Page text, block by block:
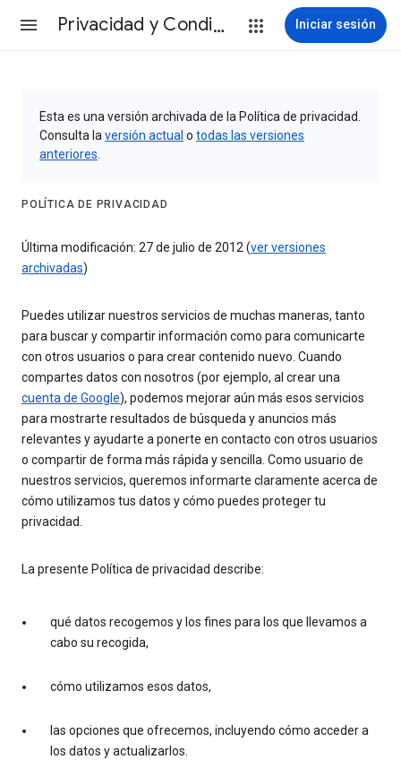
Privacidad y Condiciones Iniciar sesión
Esta es una versión archivada de la Política de privacidad.
Consulta la versión actual o todas las versiones
anteriores
POLÍTICA DE PRIVACIDAD
Última modificación: 27 de julio de 2012 (ver versiones
archivadas)
Puedes utilizar nuestros servicios de muchas maneras, tanto
para buscar y compartir información como para comunicarte
con otros usuarios o para crear contenido nuevo. Cuando
compartes datos con nosotros (por ejemplo, al crear una
cuenta de Google), podemos mejorar aún más esos servicios
para mostrarte resultados de búsqueda y anuncios más
relevantes y ayudarte a ponerte en contacto con otros usuarios
o compartir de forma más rápida y sencilla. Como usuario de
nuestros servicios, queremos informarte claramente acerca de
cómo utilizamos tus datos y cómo puedes proteger tu
privacidad.
La presente Política de privacidad describe:
qué datos recogemos y los fines para los que llevamos a
cabo su recogida,
cómo utilizamos esos datos,
las opciones que ofrecemos, incluyendo cómo acceder a
los datos y actualizarlos.